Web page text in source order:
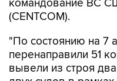
"По состоянию на 7
вывели из строя
двух судов в
говорится в